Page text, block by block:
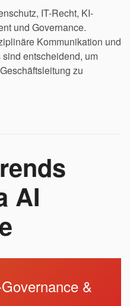
IT-Recht, KI-
und Governance.
Kommunikation und
entscheidend, um
zu
AI
&